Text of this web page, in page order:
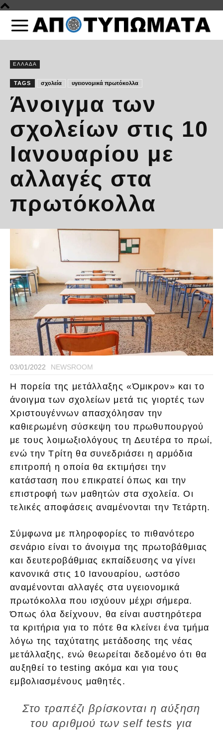
ΕΛΛΑΔΑ
TAGS σχολεία υγειονομικά πρωτόκολλα
Άνοιγμα των
σχολείων στις 10
Ιανουαρίου με
αλλαγές στα
πρωτόκολλα
03/01/2022 NEWSROOM
Η πορεία της μετάλλαξης «Όμικρον» και το
άνοιγμα των σχολείων μετά τις γιορτές των
Χριστουγέννων απασχόλησαν την
καθιερωμένη σύσκεψη του πρωθυπουργού
με τους λοιμωξιολόγους τη Δευτέρα το πρωί,
ενώ την Τρίτη θα συνεδριάσει η αρμόδια
επιτροπή η οποία θα εκτιμήσει την
κατάσταση που επικρατεί όπως και την
επιστροφή των μαθητών στα σχολεία. Οι
τελικές αποφάσεις αναμένονται την Τετάρτη.
Σύμφωνα με πληροφορίες το πιθανότερο
σενάριο είναι το άνοιγμα της πρωτοβάθμιας
και δευτεροβάθμιας εκπαίδευσης να γίνει
κανονικά στις 10 Ιανουαρίου, ωστόσο
αναμένονται αλλαγές στα υγειονομικά
πρωτόκολλα που ισχύουν μέχρι σήμερα.
Όπως όλα δείχνουν, θα είναι αυστηρότερα
τα κριτήρια για το πότε θα κλείνει ένα τμήμα
λόγω της ταχύτατης μετάδοσης της νέας
μετάλλαξης, ενώ θεωρείται δεδομένο ότι θα
αυξηθεί το testing ακόμα και για τους
εμβολιασμένους μαθητές.
Στο τραπέζι βρίσκονται η αύξηση
του αριθμού των self tests για